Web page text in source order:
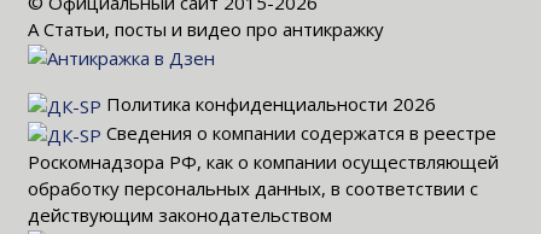
Α Статьи, посты и видео про антикражку
Политика конфиденциальности 2026
Сведения о компании содержатся в реестре
Роскомнадзора РФ, как о компании осуществляющей
обработку персональных данных, в соответствии с
действующим законодательством